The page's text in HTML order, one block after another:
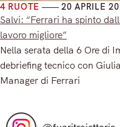
4 RUOTE 20 APRILE
Salvi: “Ferrari ha spinto
lavoro migliore”
Nella serata della 6 Ore di
debriefing tecnico con
Manager di Ferrari